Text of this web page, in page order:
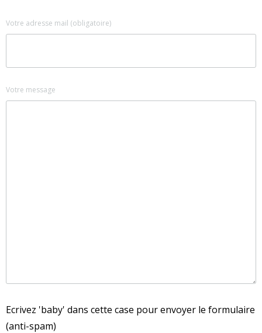
Votre adresse mail (obligatoire)
Votre message
Ecrivez 'baby' dans cette case pour envoyer le formulaire
(anti-spam)